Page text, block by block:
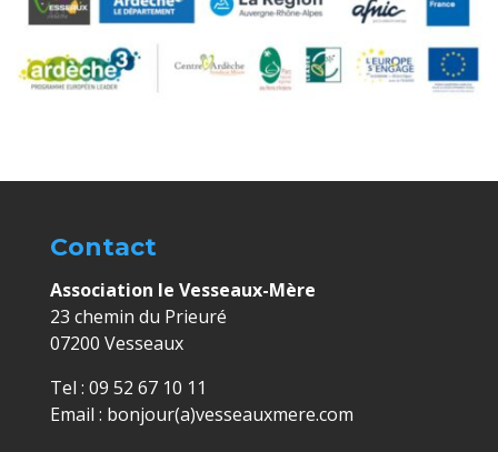
Contact
Association le Vesseaux-Mère
23 chemin du Prieuré
07200 Vesseaux
Tel : 09 52 67 10 11
Email : bonjour(a)vesseauxmere.com